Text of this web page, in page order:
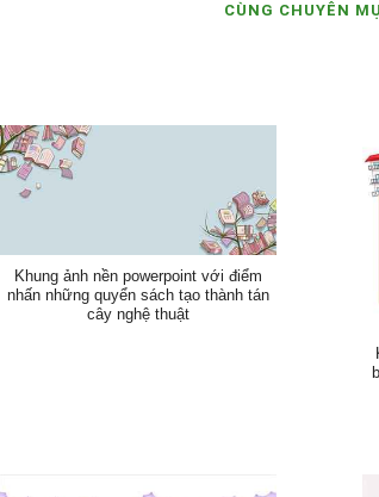
CÙNG CHUYÊN
Khung ảnh nền powerpoint với điểm
nhấn những quyển sách tạo thành tán
cây nghệ thuật